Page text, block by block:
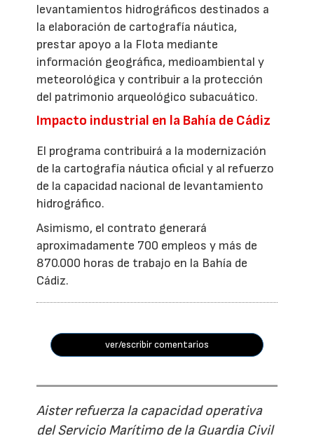
levantamientos hidrográficos destinados a
la elaboración de cartografía náutica,
prestar apoyo a la Flota mediante
información geográfica, medioambiental y
meteorológica y contribuir a la protección
del patrimonio arqueológico subacuático.
Impacto industrial en la Bahía de Cádiz
El programa contribuirá a la modernización
de la cartografía náutica oficial y al refuerzo
de la capacidad nacional de levantamiento
hidrográfico.
Asimismo, el contrato generará
aproximadamente 700 empleos y más de
870.000 horas de trabajo en la Bahía de
Cádiz.
ver/escribir comentarios
Aister refuerza la capacidad operativa
del Servicio Marítimo de la Guardia Civil